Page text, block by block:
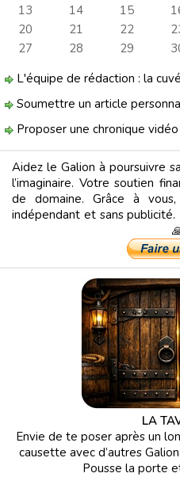
13
14 15
20
21 22
27
28 29
L'équipe de rédaction : la
Soumettre un article
Proposer une chronique vidéo
Aidez le Galion à poursuivre
l’imaginaire. Votre soutien
de domaine. Grâce à
indépendant et sans
LA
Envie de te poser après un
causette avec d’autres
Pousse la porte